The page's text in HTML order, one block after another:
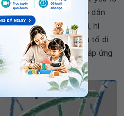
dịch mắc phải từ đó dẫn
ruột.. Trong tương lai, hi
về vai trò của các yếu tố di
điều trị và tiên lượng đáp ứng